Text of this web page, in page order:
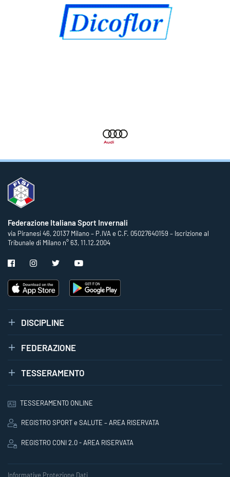
Federazione Italiana Sport Invernali
via Piranesi 46, 20137 Milano – P.IVA e C.F. 05027640159 – Iscrizione al
Tribunale di Milano n° 63, 11.12.2004
DISCIPLINE
FEDERAZIONE
TESSERAMENTO
TESSERAMENTO ONLINE
REGISTRO SPORT e SALUTE – AREA RISERVATA
REGISTRO CONI 2.0 - AREA RISERVATA
Informative Protezione Dati